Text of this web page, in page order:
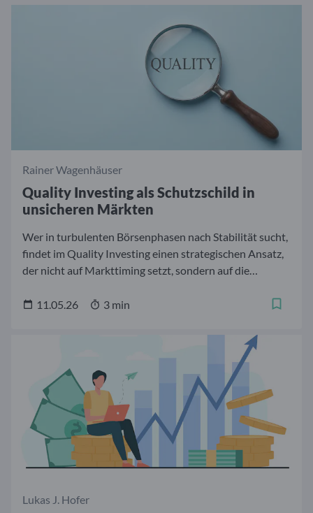
gestreutes Europa-Investment jetzt Performance kostet
und ein fokussierter Bottom-up-Ansatz den
entscheidenden Vorsprung sichert.
Rainer Wagenhäuser
Quality Investing als Schutzschild in
unsicheren Märkten
Wer in turbulenten Börsenphasen nach Stabilität sucht,
findet im Quality Investing einen strategischen Ansatz,
der nicht auf Markttiming setzt, sondern auf die
Gedanke dahinter ist einfach: Unternehmen mit soliden
Kapitalrendite sind in Krisen wesentlich stabiler als der
Marktdurchschnitt. Der Aktienfonds Siemens Qualität
& Dividende Europa setzt diesen Quality-Ansatz
systematisch in ein europäisches Aktienportfolio um.
11.05.26 3 min
Lukas J. Hofer